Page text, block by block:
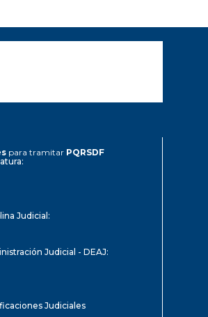
para tramitar PQRSDF
Judicial:
Judicial - DEAJ:
Judiciales